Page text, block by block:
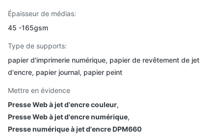
Épaisseur de médias:
45 -165gsm
Type de supports:
papier d'imprimerie numérique, papier de revêtement de jet
d'encre, papier journal, papier peint
Mettre en évidence
Presse Web à jet d'encre couleur,
Presse Web à jet d'encre numérique,
Presse numérique à jet d'encre DPM660